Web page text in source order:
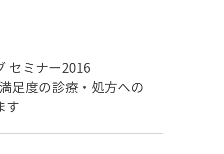
セミナー2016
足度の診療・処方への
す